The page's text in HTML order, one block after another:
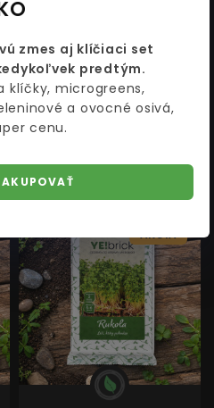
YE!brick - Lucerna siata 3
tehličky na pestovanie
microgreens
3,74 3,44 €
AKCIA
zmes aj klíčiaci set
predtým.
klíčky, microgreens,
a ovocné osivá,
cenu.